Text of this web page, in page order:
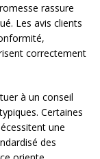
rassure
Les avis clients
correctement
à un conseil
Certaines
une
des